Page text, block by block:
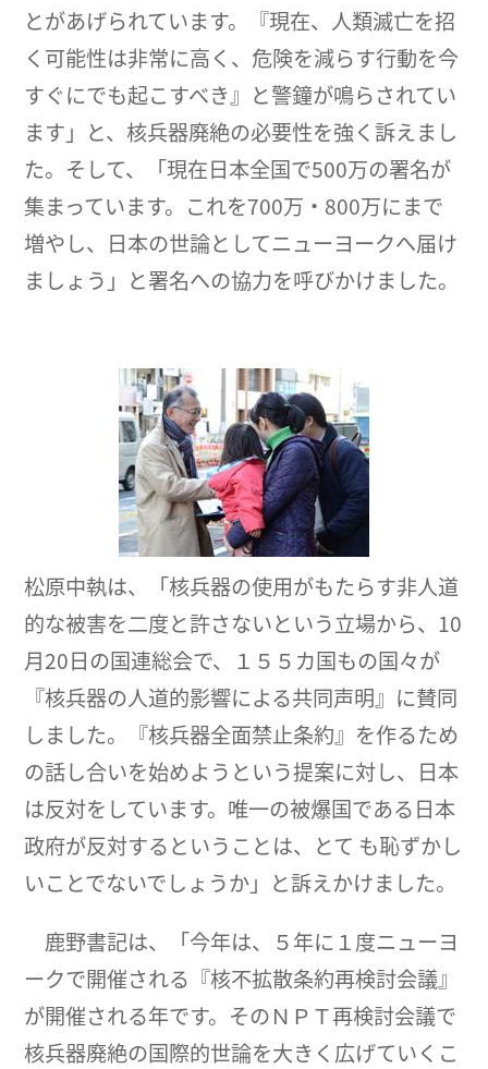
とがあげられています。『現在、人類滅亡を招
く可能性は非常に高く、危険を減らす行動を今
すぐにでも起こすべき』と警鐘が鳴らされてい
ます」と、核兵器廃絶の必要性を強く訴えまし
た。そして、「現在日本全国で500万の署名が
集まっています。これを700万・800万にまで
増やし、日本の世論としてニューヨークへ届け
ましょう」と署名への協力を呼びかけました。
松原中執は、「核兵器の使用がもたらす非人道
的な被害を二度と許さないという立場から、10
月20日の国連総会で、１５５カ国もの国々が
『核兵器の人道的影響による共同声明』に賛同
しました。『核兵器全面禁止条約』を作るため
の話し合いを始めようという提案に対し、日本
は反対をしています。唯一の被爆国である日本
政府が反対するということは、とて も恥ずかし
いことでないでしょうか」と訴えかけました。
鹿野書記は、「今年は、５年に１度ニューヨ
ークで開催される『核不拡散条約再検討会議』
が開催される年です。そのＮＰＴ再検討会議で
核兵器廃絶の国際的世論を大きく広げていくこ